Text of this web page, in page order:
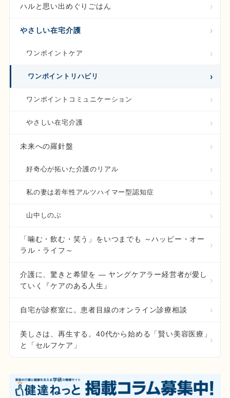
ハルと思い出めぐりごはん
やさしい在宅介護
ワンポイントケア
ワンポイントリハビリ
ワンポイントコミュニケーション
やさしい在宅介護
未来への羅針盤
好奇心が拓いた介護のリアル
私の妻は若年性アルツハイマー型認知症
山中しのぶ
「噛む・飲む・笑う」をいつまでも ～ハッピー・オー
ラル・ライフ～
介護に、驚きと希望を ― ヤングケアラー経営者が愛し
ていく『ケアのある人生』
自宅が診察室に。患者目線のオンライン診療相談
美しさは、再生する。40代から始める「賢い美容医療」
と「セルフケア」